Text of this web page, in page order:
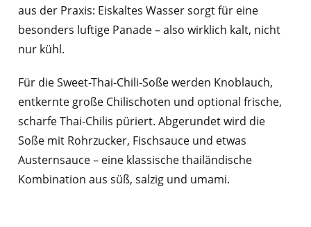
aus der Praxis: Eiskaltes Wasser sorgt für eine
besonders luftige Panade – also wirklich kalt, nicht
nur kühl.
Für die Sweet-Thai-Chili-Soße werden Knoblauch,
entkernte große Chilischoten und optional frische,
scharfe Thai-Chilis püriert. Abgerundet wird die
Soße mit Rohrzucker, Fischsauce und etwas
Austernsauce – eine klassische thailändische
Kombination aus süß, salzig und umami.